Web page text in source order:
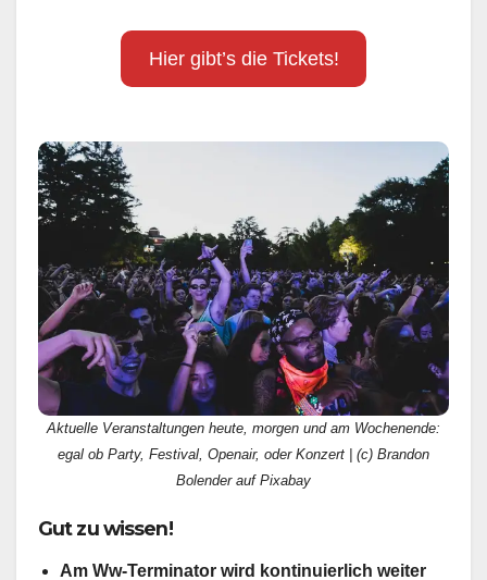
Hier gibt’s die Tickets!
Aktuelle Veranstaltungen heute, morgen und am Wochenende:
egal ob Party, Festival, Openair, oder Konzert | (c) Brandon
Bolender auf Pixabay
Gut zu wissen!
Am Ww-Terminator wird kontinuierlich weiter